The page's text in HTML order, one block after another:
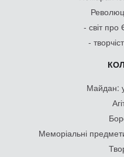
- світ
-
Майдан:
Меморіальні